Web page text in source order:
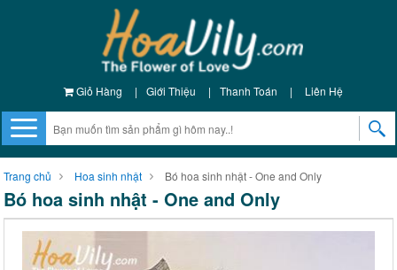
Giỏ Hàng | Giới Thiệu | Thanh Toán | Liên Hệ
Trang chủ Hoa sinh nhật Bó hoa sinh nhật - One and Only
Bó hoa sinh nhật - One and Only